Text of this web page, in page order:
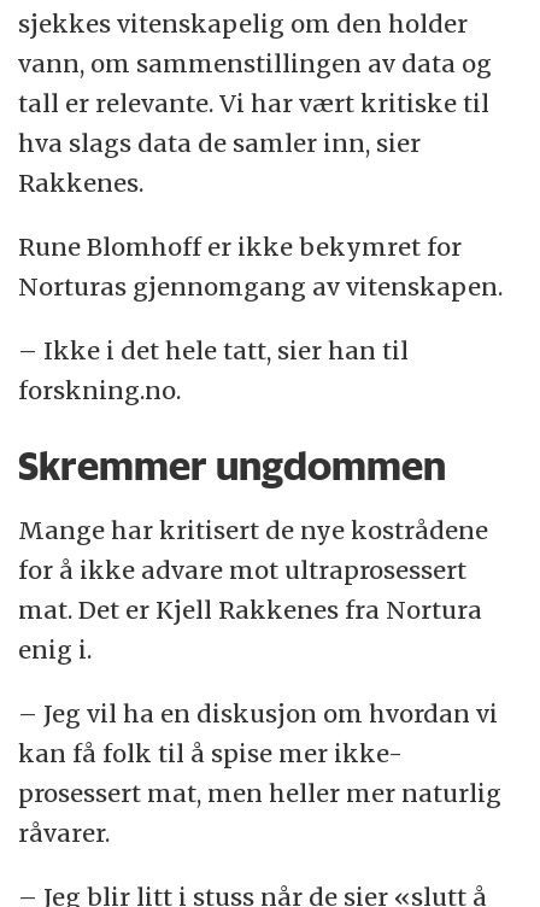
sjekkes vitenskapelig om den holder
vann, om sammenstillingen av data og
tall er relevante. Vi har vært kritiske til
hva slags data de samler inn, sier
Rakkenes.
Rune Blomhoff er ikke bekymret for
Norturas gjennomgang av vitenskapen.
– Ikke i det hele tatt, sier han til
forskning.no.
Skremmer ungdommen
Mange har kritisert de nye kostrådene
for å ikke advare mot ultraprosessert
mat. Det er Kjell Rakkenes fra Nortura
enig i.
– Jeg vil ha en diskusjon om hvordan vi
kan få folk til å spise mer ikke-
prosessert mat, men heller mer naturlig
råvarer.
– Jeg blir litt i stuss når de sier «slutt å